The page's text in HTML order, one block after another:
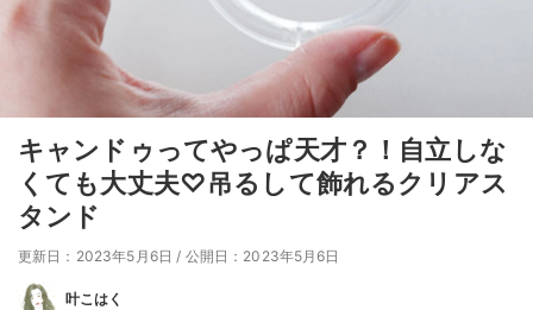
キャンドゥってやっぱ天才？！自立しな
くても大丈夫♡吊るして飾れるクリアス
タンド
更新日：2023年5月6日 / 公開日：2023年5月6日
叶こはく